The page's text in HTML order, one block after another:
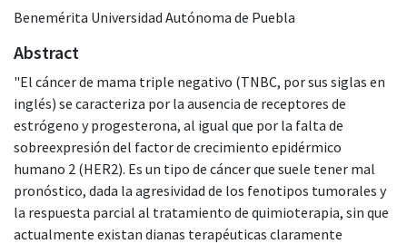
Benemérita Universidad Autónoma de Puebla
Abstract
"El cáncer de mama triple negativo (TNBC, por sus siglas en
inglés) se caracteriza por la ausencia de receptores de
estrógeno y progesterona, al igual que por la falta de
sobreexpresión del factor de crecimiento epidérmico
humano 2 (HER2). Es un tipo de cáncer que suele tener mal
pronóstico, dada la agresividad de los fenotipos tumorales y
la respuesta parcial al tratamiento de quimioterapia, sin que
actualmente existan dianas terapéuticas claramente